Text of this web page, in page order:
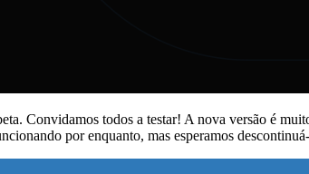
Convidamos todos a testar! A nova versão é
por enquanto, mas esperamos